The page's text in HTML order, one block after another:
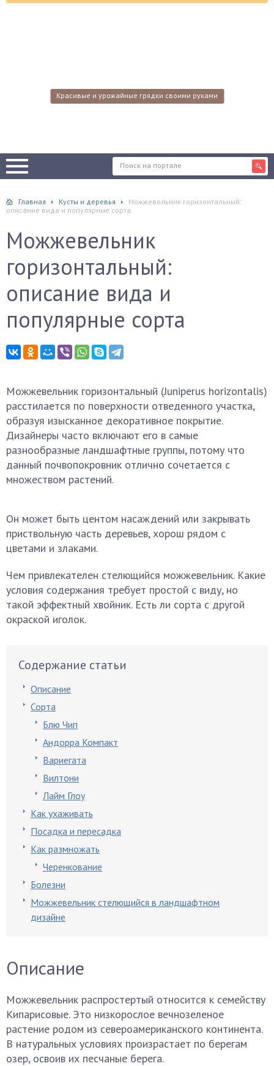
Красивые и урожайные грядки своими руками
Главная Кусты и деревья
Можжевельник горизонтальный:
описание вида и популярные сорта
Можжевельник
горизонтальный:
описание вида и
популярные сорта
Можжевельник горизонтальный (Juniperus horizontalis)
расстилается по поверхности отведенного участка,
образуя изысканное декоративное покрытие.
Дизайнеры часто включают его в самые
разнообразные ландшафтные группы, потому что
данный почвопокровник отлично сочетается с
множеством растений.
Он может быть центом насаждений или закрывать
приствольную часть деревьев, хорош рядом с
цветами и злаками.
Чем привлекателен стелющийся можжевельник. Какие
условия содержания требует простой с виду, но
такой эффектный хвойник. Есть ли сорта с другой
окраской иголок.
Содержание статьи
Описание
Сорта
Блю Чип
Андорра Компакт
Вариегата
Вилтони
Лайм Глоу
Как ухаживать
Посадка и пересадка
Как размножать
Черенкование
Болезни
Можжевельник стелющийся в ландшафтном
дизайне
Описание
Можжевельник распростертый относится к семейству
Кипарисовые. Это низкорослое вечнозеленое
растение родом из североамериканского континента.
В натуральных условиях произрастает по берегам
озер, освоив их песчаные берега.